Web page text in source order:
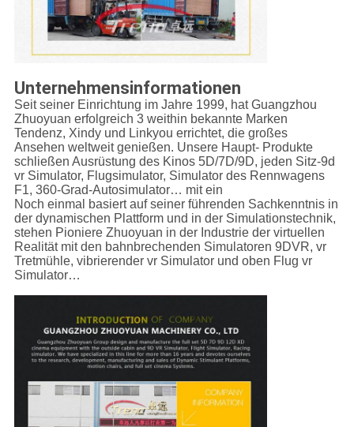
Unternehmensinformationen
Seit seiner Einrichtung im Jahre 1999, hat Guangzhou
Zhuoyuan erfolgreich 3 weithin bekannte Marken
Tendenz, Xindy und Linkyou errichtet, die großes
Ansehen weltweit genießen. Unsere Haupt- Produkte
schließen Ausrüstung des Kinos 5D/7D/9D, jeden Sitz-9d
vr Simulator, Flugsimulator, Simulator des Rennwagens
F1, 360-Grad-Autosimulator… mit ein
Noch einmal basiert auf seiner führenden Sachkenntnis in
der dynamischen Plattform und in der Simulationstechnik,
stehen Pioniere Zhuoyuan in der Industrie der virtuellen
Realität mit den bahnbrechenden Simulatoren 9DVR, vr
Tretmühle, vibrierender vr Simulator und oben Flug vr
Simulator…